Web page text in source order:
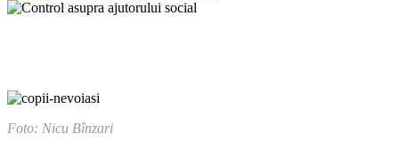
Foto: Nicu Bînzari